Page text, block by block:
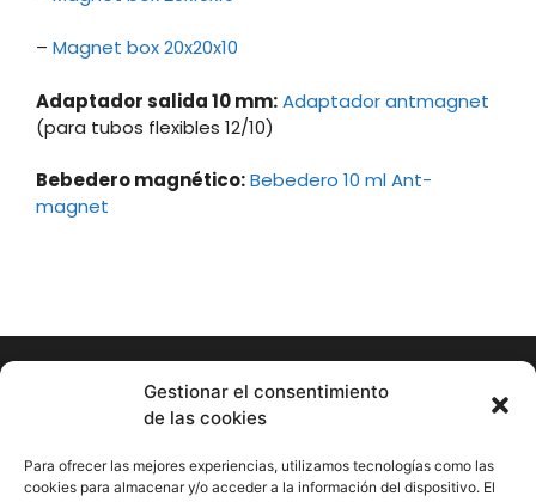
Gestionar el consentimiento
de las cookies
Para ofrecer las mejores experiencias, utilizamos tecnologías como las
cookies para almacenar y/o acceder a la información del dispositivo. El
– Magnet box 20x20x10
Adaptador salida 10 mm:Adaptador antmagnet
(para tubos flexibles 12/10)
Bebedero magnético:Bebedero 10 ml Ant-
magnet
Hormigueando © Copyright 2023. Diseño web realizado por
656 582 507